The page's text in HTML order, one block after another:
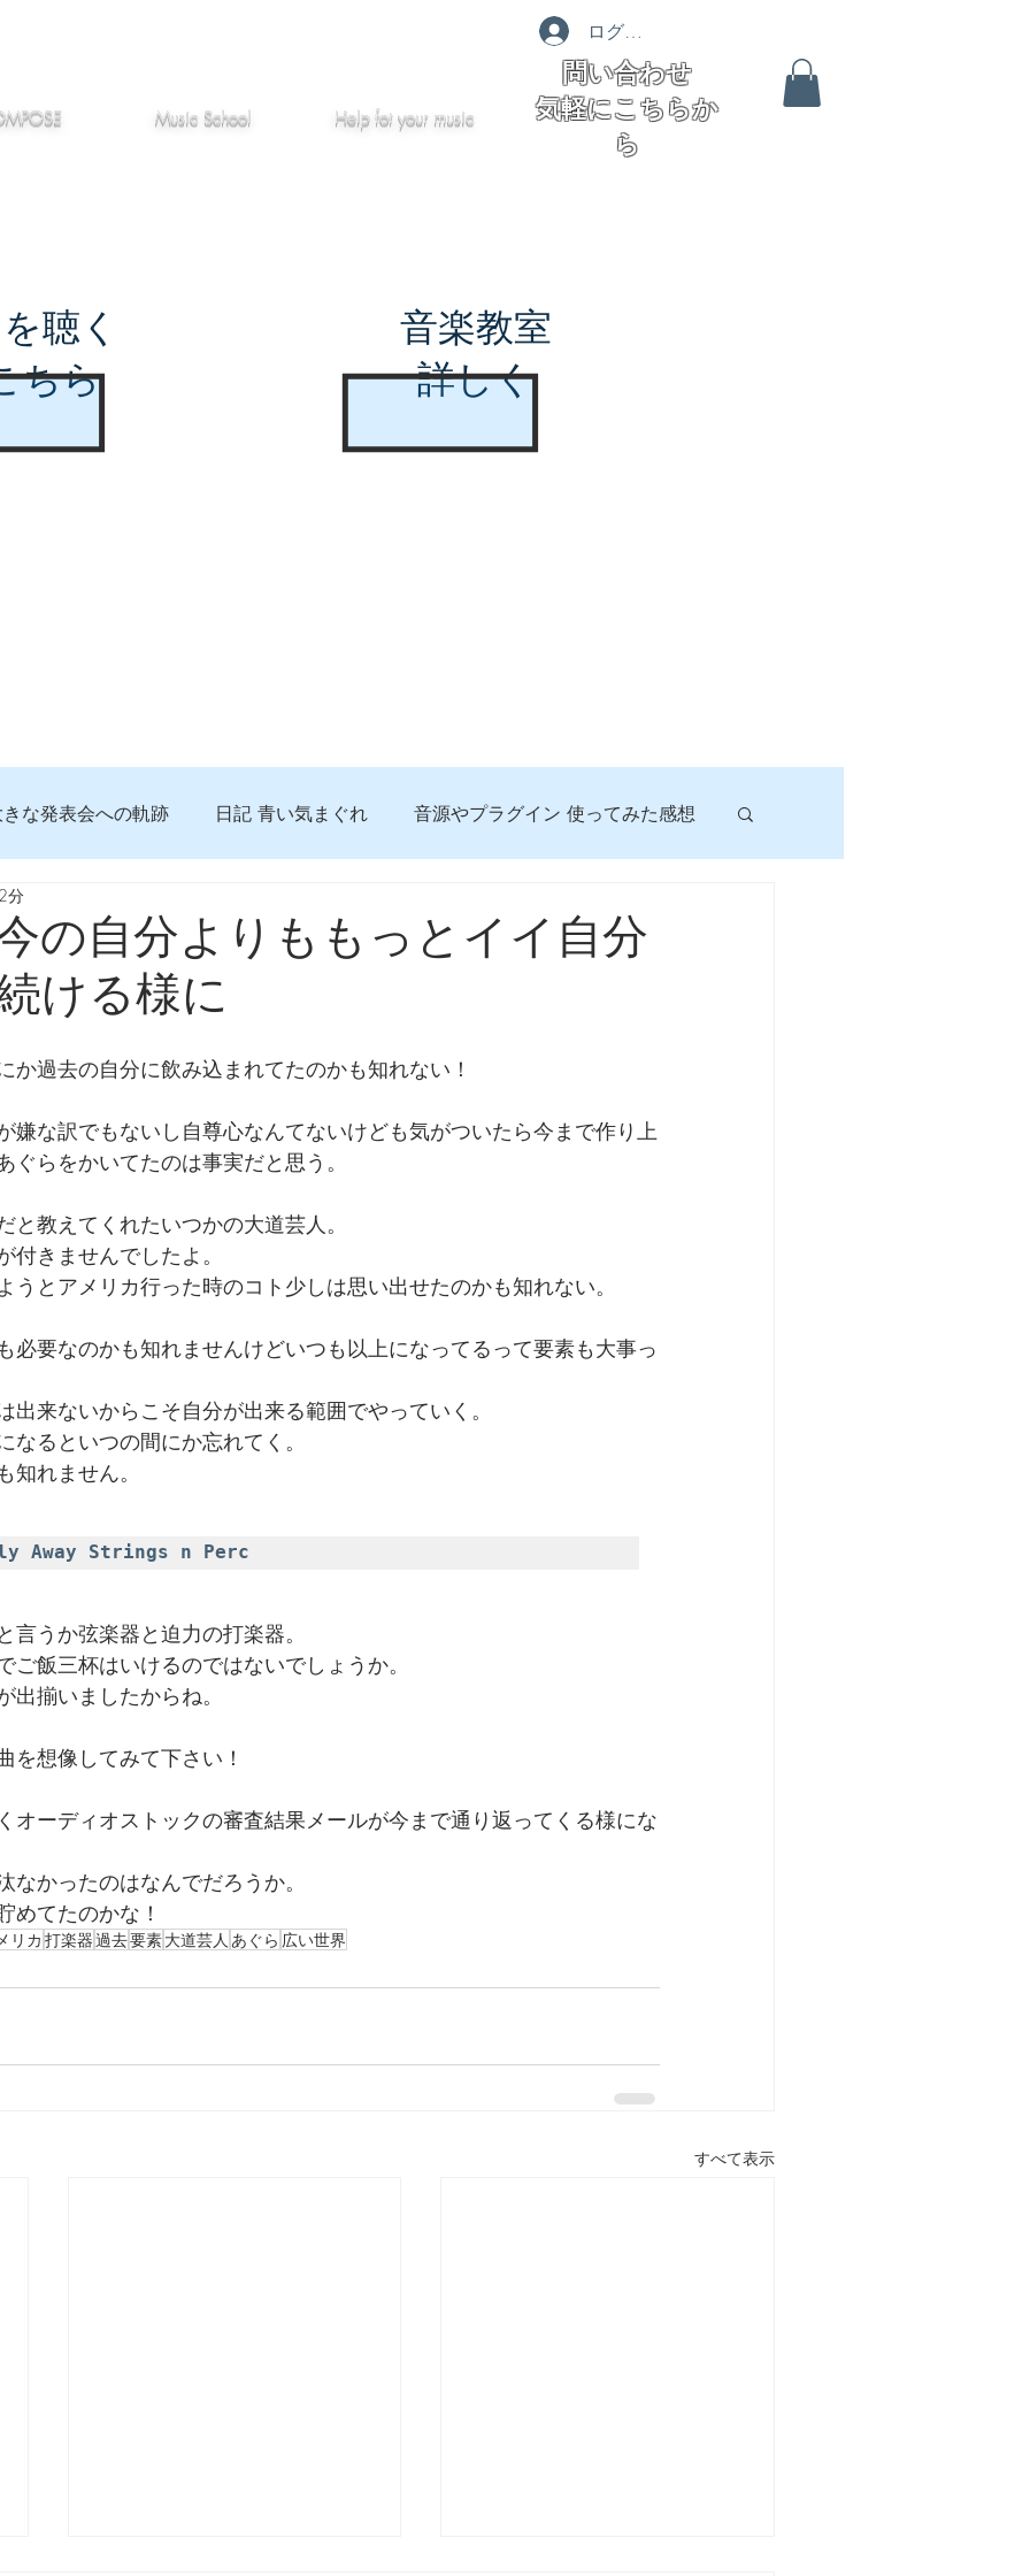
Music School Helpfot your music
ログイン
問い合わせ
気軽にこちらか
ら
聴く
ちら
音楽教室
詳しく
な発表会への軌跡 日記 青い気まぐれ 音源やプラグイン 使ってみた感想
っておきたいコト
食べんじーの美味しい記事
の自分よりももっとイイ自分
ける様に
分
か過去の自分に飲み込まれてたのかも知れない！
嫌な訳でもないし自尊心なんてないけども気がついたら今まで作り上
ぐらをかいてたのは事実だと思う。
と教えてくれたいつかの大道芸人。
きませんでしたよ。
うとアメリカ行った時のコト少しは思い出せたのかも知れない。
必要なのかも知れませんけどいつも以上になってるって要素も大事っ
出来ないからこそ自分が出来る範囲でやっていく。
なるといつの間にか忘れてく。
知れません。
Away Strings n Perc
言うか弦楽器と迫力の打楽器。
ご飯三杯はいけるのではないでしょうか。
揃いましたからね。
を想像してみて下さい！
オーディオストックの審査結果メールが今まで通り返ってくる様にな
なかったのはなんでだろうか。
めてたのかな！
リカ 打楽器過去要素大道芸人 あぐら 広い世界
すべて表示